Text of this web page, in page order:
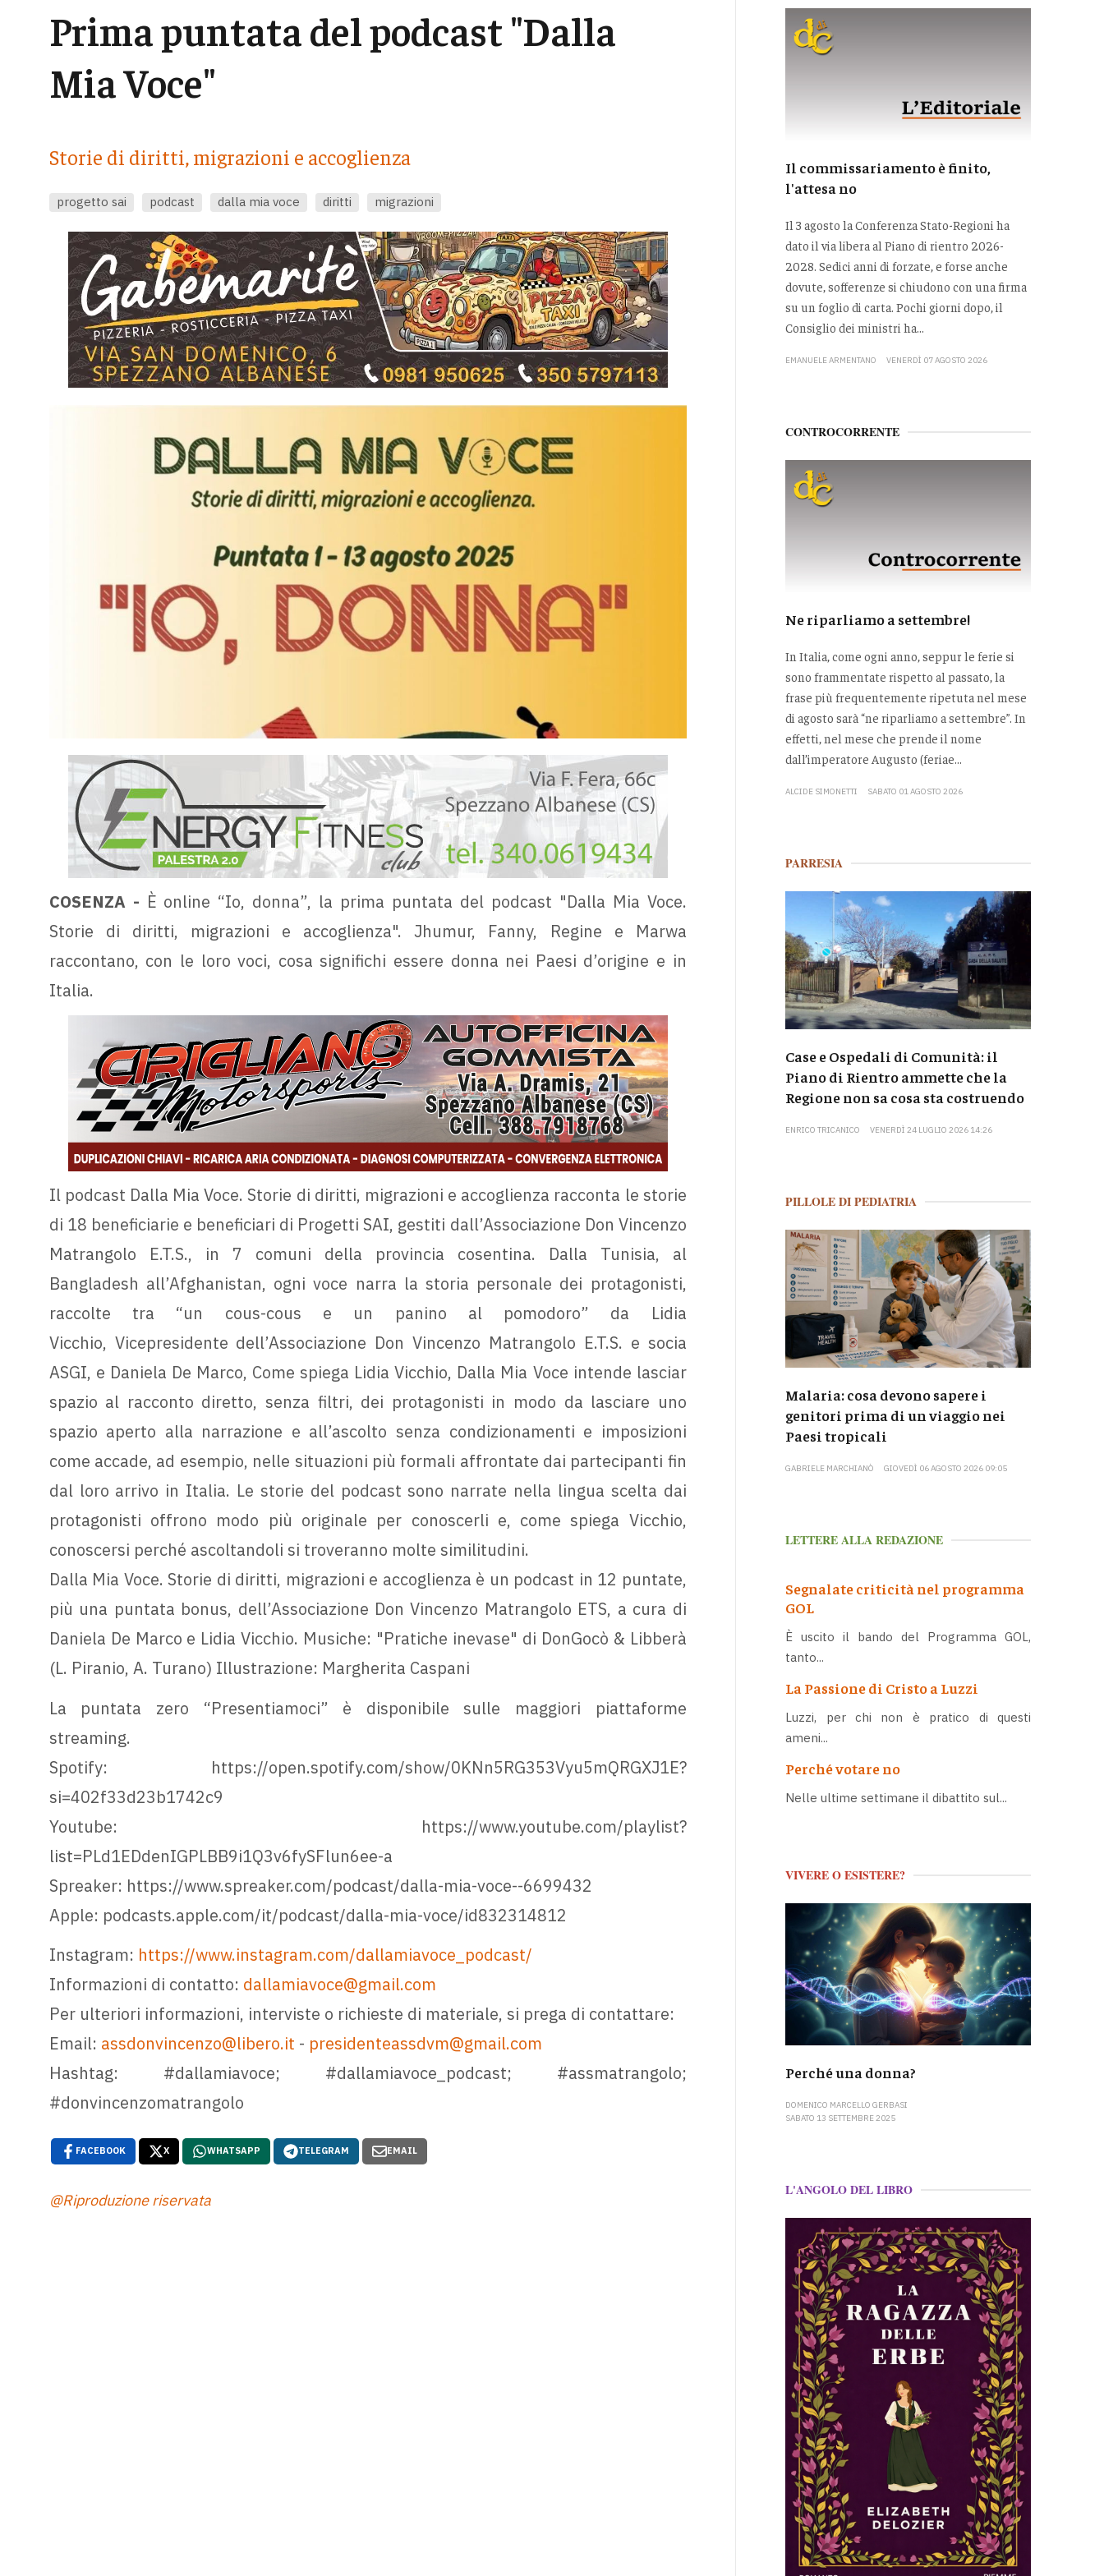
Prima puntata del podcast "Dalla
Mia Voce"
Storie di diritti, migrazioni e accoglienza
progetto sai podcast dalla mia voce diritti migrazioni
COSENZA - È online “Io, donna”, la prima puntata del podcast "Dalla Mia Voce.
Storie di diritti, migrazioni e accoglienza". Jhumur, Fanny, Regine e Marwa
raccontano, con le loro voci, cosa significhi essere donna nei Paesi d’origine e in
Italia.
Il podcast Dalla Mia Voce. Storie di diritti, migrazioni e accoglienza racconta le storie
di 18 beneficiarie e beneficiari di Progetti SAI, gestiti dall’Associazione Don Vincenzo
Matrangolo E.T.S., in 7 comuni della provincia cosentina. Dalla Tunisia, al
Bangladesh all’Afghanistan, ogni voce narra la storia personale dei protagonisti,
raccolte tra “un cous-cous e un panino al pomodoro” da Lidia
Vicchio, Vicepresidente dell’Associazione Don Vincenzo Matrangolo E.T.S. e socia
ASGI, e Daniela De Marco, Come spiega Lidia Vicchio, Dalla Mia Voce intende lasciar
spazio al racconto diretto, senza filtri, dei protagonisti in modo da lasciare uno
spazio aperto alla narrazione e all’ascolto senza condizionamenti e imposizioni
come accade, ad esempio, nelle situazioni più formali affrontate dai partecipanti fin
dal loro arrivo in Italia. Le storie del podcast sono narrate nella lingua scelta dai
protagonisti offrono modo più originale per conoscerli e, come spiega Vicchio,
conoscersi perché ascoltandoli si troveranno molte similitudini.
Dalla Mia Voce. Storie di diritti, migrazioni e accoglienza è un podcast in 12 puntate,
più una puntata bonus, dell’Associazione Don Vincenzo Matrangolo ETS, a cura di
Daniela De Marco e Lidia Vicchio. Musiche: "Pratiche inevase" di DonGocò & Libberà
(L. Piranio, A. Turano) Illustrazione: Margherita Caspani
La puntata zero “Presentiamoci” è disponibile sulle maggiori piattaforme
streaming.
Spotify: https://open.spotify.com/show/0KNn5RG353Vyu5mQRGXJ1E?
si=402f33d23b1742c9
Youtube: https://www.youtube.com/playlist?
list=PLd1EDdenIGPLBB9i1Q3v6fySFlun6ee-a
Spreaker: https://www.spreaker.com/podcast/dalla-mia-voce--6699432
Apple: podcasts.apple.com/it/podcast/dalla-mia-voce/id832314812
Instagram: https://www.instagram.com/dallamiavoce_podcast/
Informazioni di contatto: dallamiavoce@gmail.com
Per ulteriori informazioni, interviste o richieste di materiale, si prega di contattare:
Email: assdonvincenzo@libero.it - presidenteassdvm@gmail.com
Hashtag: #dallamiavoce; #dallamiavoce_podcast; #assmatrangolo;
#donvincenzomatrangolo
FACEBOOK X WHATSAPP TELEGRAM EMAIL
@Riproduzione riservata
Il commissariamento è finito,
l'attesa no
Il 3 agosto la Conferenza Stato-Regioni ha
dato il via libera al Piano di rientro 2026-
2028. Sedici anni di forzate, e forse anche
dovute, sofferenze si chiudono con una firma
su un foglio di carta. Pochi giorni dopo, il
Consiglio dei ministri ha...
EMANUELE ARMENTANO VENERDÌ 07 AGOSTO 2026
CONTROCORRENTE
Ne riparliamo a settembre!
In Italia, come ogni anno, seppur le ferie si
sono frammentate rispetto al passato, la
frase più frequentemente ripetuta nel mese
di agosto sarà “ne riparliamo a settembre”. In
effetti, nel mese che prende il nome
dall’imperatore Augusto (feriae...
ALCIDE SIMONETTI SABATO 01 AGOSTO 2026
PARRESIA
Case e Ospedali di Comunità: il
Piano di Rientro ammette che la
Regione non sa cosa sta costruendo
ENRICO TRICANICO VENERDÌ 24 LUGLIO 2026 14:26
PILLOLE DI PEDIATRIA
Malaria: cosa devono sapere i
genitori prima di un viaggio nei
Paesi tropicali
GABRIELE MARCHIANÒ GIOVEDÌ 06 AGOSTO 2026 09:05
LETTERE ALLA REDAZIONE
Segnalate criticità nel programma
GOL
È uscito il bando del Programma GOL,
tanto...
La Passione di Cristo a Luzzi
Luzzi, per chi non è pratico di questi
ameni...
Perché votare no
Nelle ultime settimane il dibattito sul...
VIVERE O ESISTERE?
Perché una donna?
DOMENICO MARCELLO GERBASI
SABATO 13 SETTEMBRE 2025
L'ANGOLO DEL LIBRO